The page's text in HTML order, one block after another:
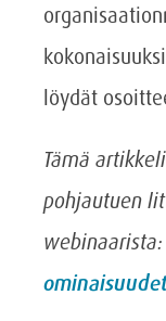
löydät
Tämä
pohjautuen
webinaarista: